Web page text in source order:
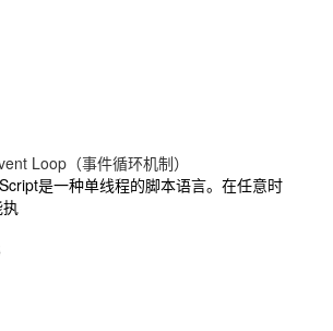
Loop（事件循环机制）
是一种单线程的脚本语言。在任意时